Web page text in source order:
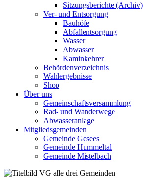
Sitzungsberichte (Archiv)
Ver- und Entsorgung
Bauhöfe
Abfallentsorgung
Wasser
Abwasser
Kaminkehrer
Behördenverzeichnis
Wahlergebnisse
Shop
Über uns
Gemeinschaftsversammlung
Rad- und Wanderwege
Abwasseranlage
Mitgliedsgemeinden
Gemeinde Gesees
Gemeinde Hummeltal
Gemeinde Mistelbach